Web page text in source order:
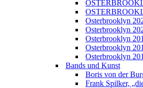
Osterbrooklyn
Osterbrooklyn
Osterbrooklyn
Osterbrooklyn
Osterbrooklyn
Bands und Kunst
Boris von der
Frank Spilker,